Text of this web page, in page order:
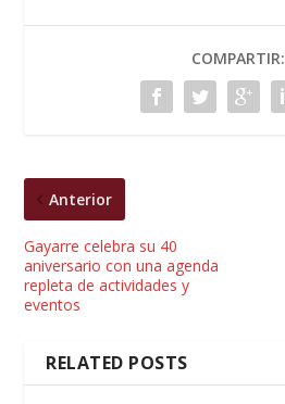
COMPARTIR:
Anterior
Gayarre celebra su 40
aniversario con una agenda
repleta de actividades y
eventos
RELATED POSTS